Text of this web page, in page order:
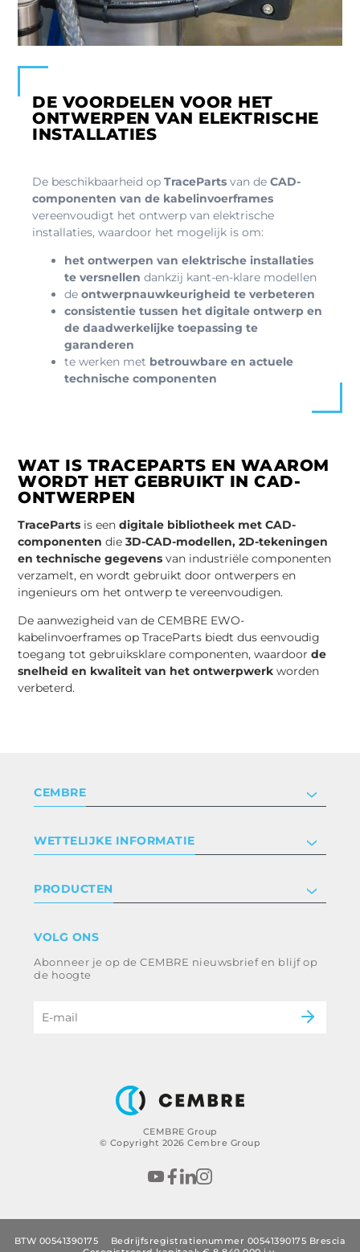
DE VOORDELEN VOOR HET
ONTWERPEN VAN ELEKTRISCHE
INSTALLATIES
De beschikbaarheid op TraceParts van de CAD-
componenten van de kabelinvoerframes
vereenvoudigt het ontwerp van elektrische
installaties, waardoor het mogelijk is om:
het ontwerpen van elektrische installaties
te versnellen dankzij kant-en-klare modellen
de ontwerpnauwkeurigheid te verbeteren
consistentie tussen het digitale ontwerp en
de daadwerkelijke toepassing te
garanderen
te werken met betrouwbare en actuele
technische componenten
WAT IS TRACEPARTS EN WAAROM
WORDT HET GEBRUIKT IN CAD-
ONTWERPEN
TraceParts is een digitale bibliotheek met CAD-
componenten die 3D-CAD-modellen, 2D-tekeningen
en technische gegevens van industriële componenten
verzamelt, en wordt gebruikt door ontwerpers en
ingenieurs om het ontwerp te vereenvoudigen.
De aanwezigheid van de CEMBRE EWO-
kabelinvoerframes op TraceParts biedt dus eenvoudig
toegang tot gebruiksklare componenten, waardoor de
snelheid en kwaliteit van het ontwerpwerk worden
verbeterd.
CEMBRE Group
© Copyright 2026 Cembre Group
CEMBRE
Certificeringen
Werken bij ons
WETTELIJKE INFORMATIE
Algemene voorwaarden
Klokkenluiden
Ethische code en anticorruptiebeleid
PRODUCTEN
Energie en nutsvoorzieningen
B2B Disclaimer
VOLG ONS
Abonneer je op de CEMBRE nieuwsbrief en blijf op
de hoogte
BTW 00541390175
Bedrijfsregistratienummer 00541390175 Brescia